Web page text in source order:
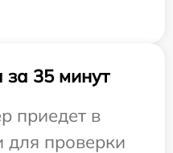
35 минут
приедет в
для проверки